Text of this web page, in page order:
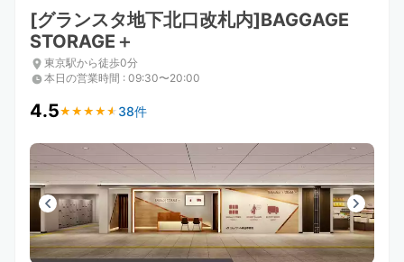
[グランスタ地下北口改札内]BAGGAGE
STORAGE＋
東京駅から徒歩0分
本日の営業時間 : 09:30〜20:00
4.5★ ★ ★ ★ ★
★ ★ ★ ★ ★ 38件